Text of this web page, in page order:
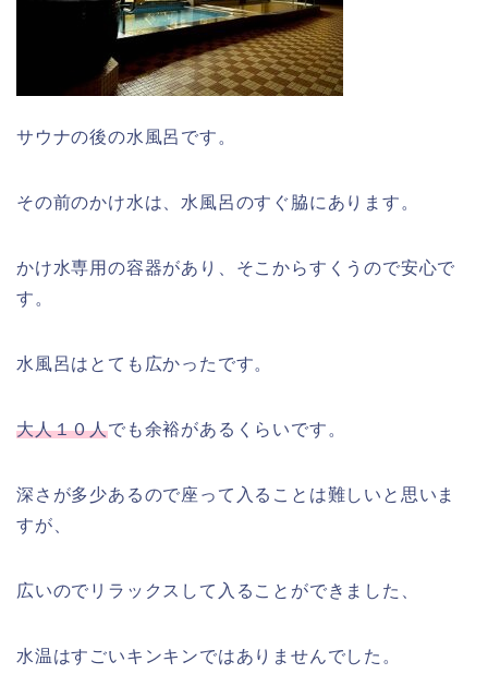
サウナの後の水風呂です。
その前のかけ水は、水風呂のすぐ脇にあります。
かけ水専用の容器があり、そこからすくうので安心で
す。
水風呂はとても広かったです。
大人１０人でも余裕があるくらいです。
深さが多少あるので座って入ることは難しいと思いま
すが、
広いのでリラックスして入ることができました、
水温はすごいキンキンではありませんでした。